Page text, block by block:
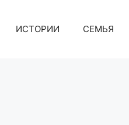
ИСТОРИИ СЕМЬЯ